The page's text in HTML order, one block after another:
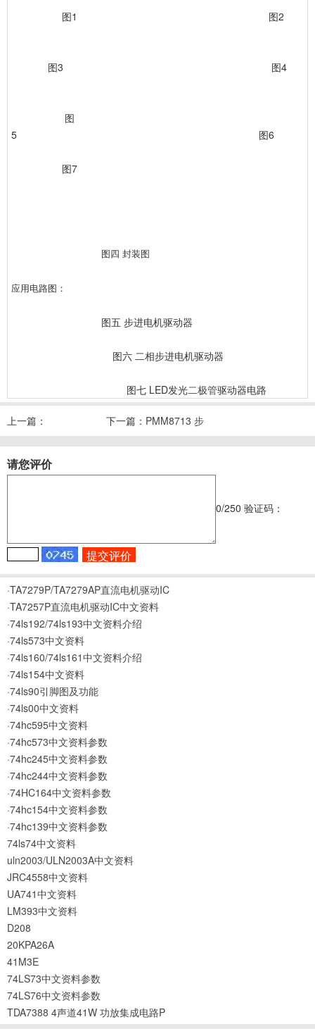
图1 图2
图3 图4
图
5 图6
图7
图四 封装图
应用电路图：
图五 步进电机驱动器
图六 二相步进电机驱动器
图七 LED发光二极管驱动器电路
上一篇：
uln2003/ULN2003A中
下一篇： PMM8713 步
进电机相激磁集成电路
请您评价
0/250 验证码：
·TA7279P/TA7279AP直流电机驱动IC
·TA7257P直流电机驱动IC中文资料
·74ls192/74ls193中文资料介绍
·74ls573中文资料
·74ls160/74ls161中文资料介绍
·74ls154中文资料
·74ls90引脚图及功能
·74ls00中文资料
·74hc595中文资料
·74hc573中文资料参数
·74hc245中文资料参数
·74hc244中文资料参数
·74HC164中文资料参数
·74hc154中文资料参数
·74hc139中文资料参数
74ls74中文资料
uln2003/ULN2003A中文资料
JRC4558中文资料
UA741中文资料
LM393中文资料
D208
20KPA26A
41M3E
74LS73中文资料参数
74LS76中文资料参数
TDA7388 4声道41W 功放集成电路P